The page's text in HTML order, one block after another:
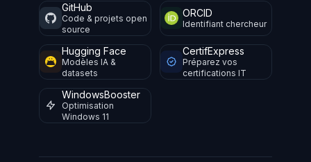
GitHub
Code & projets open
source
ORCID
Identifiant chercheur
Hugging Face
Modèles IA &
datasets
CertifExpress
Préparez vos
certifications IT
WindowsBooster
Optimisation
Windows 11